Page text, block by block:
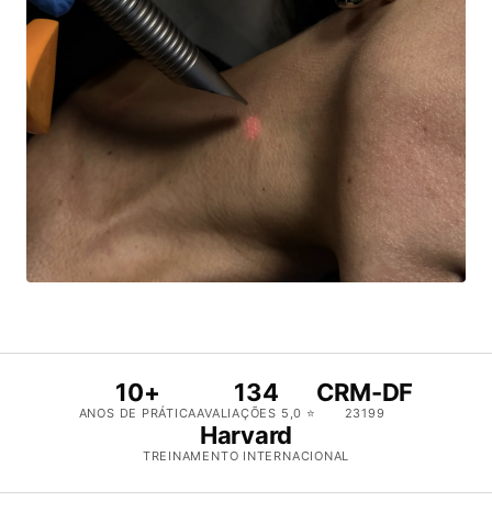
10+
ANOS DE PRÁTICA
134
AVALIAÇÕES 5,0 ⭐
CRM-DF
23199
Harvard
TREINAMENTO INTERNACIONAL